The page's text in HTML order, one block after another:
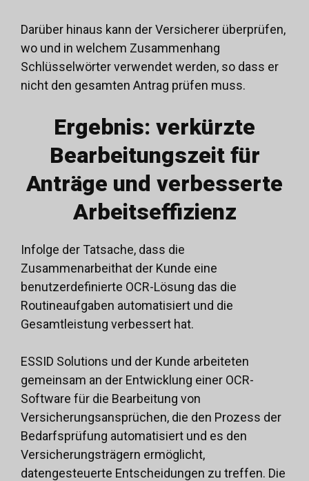
Darüber hinaus kann der Versicherer überprüfen,
wo und in welchem Zusammenhang
Schlüsselwörter verwendet werden, so dass er
nicht den gesamten Antrag prüfen muss.
Ergebnis: verkürzte
Bearbeitungszeit für
Anträge und verbesserte
Arbeitseffizienz
Infolge der Tatsache, dass die
Zusammenarbeithat der Kunde eine
benutzerdefinierte OCR-Lösung das die
Routineaufgaben automatisiert und die
Gesamtleistung verbessert hat.
ESSID Solutions und der Kunde arbeiteten
gemeinsam an der Entwicklung einer OCR-
Software für die Bearbeitung von
Versicherungsansprüchen, die den Prozess der
Bedarfsprüfung automatisiert und es den
Versicherungsträgern ermöglicht,
datengesteuerte Entscheidungen zu treffen. Die